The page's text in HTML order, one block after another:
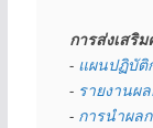
การส่งเสริ
- แผนปฏิบัติ
- รายงานผ
- การนำผล